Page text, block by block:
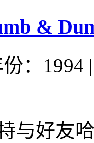
&
份：1994 |
与好友